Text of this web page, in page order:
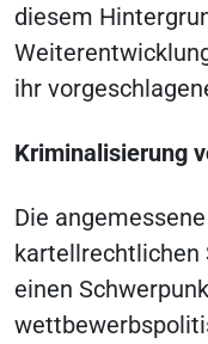
diesem
ihr
Kriminalisierung
Die
kartellrechtlichen
einen